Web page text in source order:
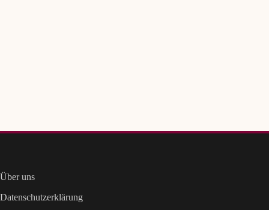
Über uns
Datenschutzerklärung